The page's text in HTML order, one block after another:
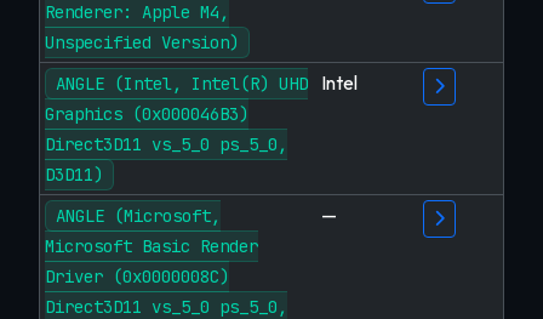
Renderer: Apple M4,
Unspecified Version)
ANGLE (Intel, Intel(R) UHD
Graphics (0x000046B3)
Direct3D11 vs_5_0 ps_5_0,
D3D11)
Intel
ANGLE (Microsoft,
Microsoft Basic Render
Driver (0x0000008C)
Direct3D11 vs_5_0 ps_5_0,
—